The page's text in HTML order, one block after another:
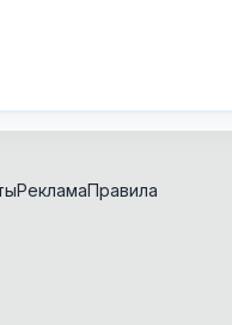
РекламаПравила